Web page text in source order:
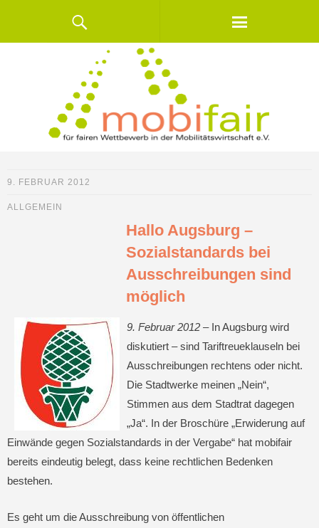
9. FEBRUAR 2012
ALLGEMEIN
Hallo Augsburg –
Sozialstandards bei
Ausschreibungen sind
möglich
9. Februar 2012 –In Augsburg wird
diskutiert – sind Tariftreueklauseln bei
Ausschreibungen rechtens oder nicht.
Die Stadtwerke meinen „Nein“,
Stimmen aus dem Stadtrat dagegen
„Ja“. In der Broschüre „Erwiderung auf
Einwände gegen Sozialstandards in der Vergabe“ hat mobifair
bereits eindeutig belegt, dass keine rechtlichen Bedenken
bestehen.
Es geht um die Ausschreibung von öffentlichen